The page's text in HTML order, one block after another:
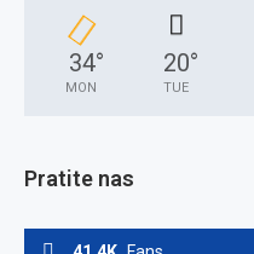
34°
MON
20°
TUE
Pratite nas